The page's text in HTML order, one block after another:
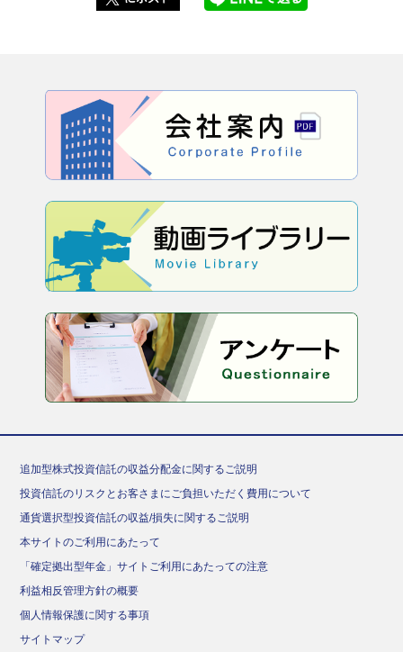
追加型株式投資信託の収益分配金に関するご説明
投資信託のリスクとお客さまにご負担いただく費用について
通貨選択型投資信託の収益/損失に関するご説明
本サイトのご利用にあたって
「確定拠出型年金」サイトご利用にあたっての注意
利益相反管理方針の概要
個人情報保護に関する事項
サイトマップ